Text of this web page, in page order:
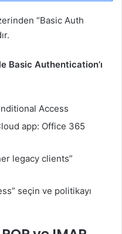
“Basic Auth
Basic Authentication’ı
Access
app: Office 365
legacy clients”
seçin ve politikayı